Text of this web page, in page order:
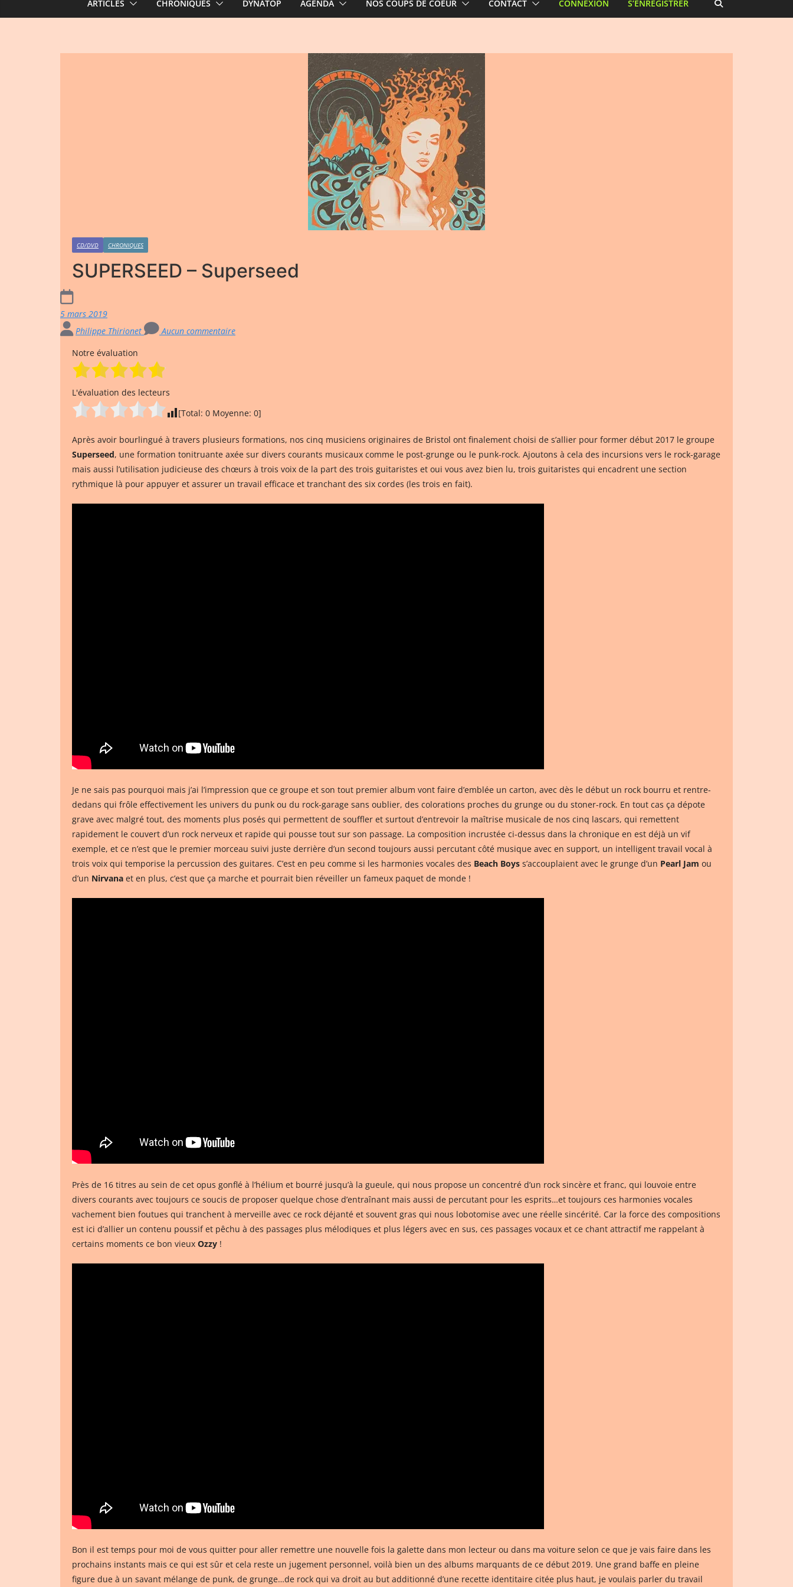
ARTICLES CHRONIQUES DYNATOP AGENDA NOS COUPS DE COEUR CONTACT CONNEXION S’ENREGISTRER
CD/DVD CHRONIQUES
SUPERSEED – Superseed
5 mars 2019
Philippe Thirionet
Aucun commentaire
Notre évaluation
L'évaluation des lecteurs
[Total: 0 Moyenne: 0]
Après avoir bourlingué à travers plusieurs formations, nos cinq musiciens originaires de Bristol ont finalement choisi de s’allier pour former début 2017 le groupe
Superseed, une formation tonitruante axée sur divers courants musicaux comme le post-grunge ou le punk-rock. Ajoutons à cela des incursions vers le rock-garage
mais aussi l’utilisation judicieuse des chœurs à trois voix de la part des trois guitaristes et oui vous avez bien lu, trois guitaristes qui encadrent une section
rythmique là pour appuyer et assurer un travail efficace et tranchant des six cordes (les trois en fait).
Je ne sais pas pourquoi mais j’ai l’impression que ce groupe et son tout premier album vont faire d’emblée un carton, avec dès le début un rock bourru et rentre-
dedans qui frôle effectivement les univers du punk ou du rock-garage sans oublier, des colorations proches du grunge ou du stoner-rock. En tout cas ça dépote
grave avec malgré tout, des moments plus posés qui permettent de souffler et surtout d’entrevoir la maîtrise musicale de nos cinq lascars, qui remettent
rapidement le couvert d’un rock nerveux et rapide qui pousse tout sur son passage. La composition incrustée ci-dessus dans la chronique en est déjà un vif
exemple, et ce n’est que le premier morceau suivi juste derrière d’un second toujours aussi percutant côté musique avec en support, un intelligent travail vocal à
trois voix qui temporise la percussion des guitares. C’est en peu comme si les harmonies vocales des Beach Boys s’accouplaient avec le grunge d’un Pearl Jam ou
d’un Nirvana et en plus, c’est que ça marche et pourrait bien réveiller un fameux paquet de monde !
Près de 16 titres au sein de cet opus gonflé à l’hélium et bourré jusqu’à la gueule, qui nous propose un concentré d’un rock sincère et franc, qui louvoie entre
divers courants avec toujours ce soucis de proposer quelque chose d’entraînant mais aussi de percutant pour les esprits…et toujours ces harmonies vocales
vachement bien foutues qui tranchent à merveille avec ce rock déjanté et souvent gras qui nous lobotomise avec une réelle sincérité. Car la force des compositions
est ici d’allier un contenu poussif et pêchu à des passages plus mélodiques et plus légers avec en sus, ces passages vocaux et ce chant attractif me rappelant à
certains moments ce bon vieux Ozzy !
Bon il est temps pour moi de vous quitter pour aller remettre une nouvelle fois la galette dans mon lecteur ou dans ma voiture selon ce que je vais faire dans les
prochains instants mais ce qui est sûr et cela reste un jugement personnel, voilà bien un des albums marquants de ce début 2019. Une grand baffe en pleine
figure due à un savant mélange de punk, de grunge…de rock qui va droit au but additionné d’une recette identitaire citée plus haut, je voulais parler du travail